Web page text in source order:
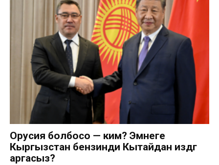
Орусия болбосо — ким? Эмнеге
Кыргызстан бензинди Кытайдан издөөгө
аргасыз?